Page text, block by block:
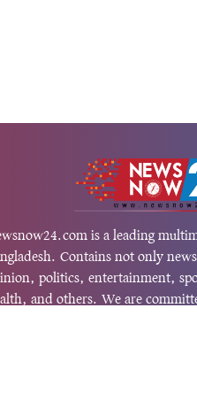
is a leading
Contains not only
politics, entertainment,
and others. We are